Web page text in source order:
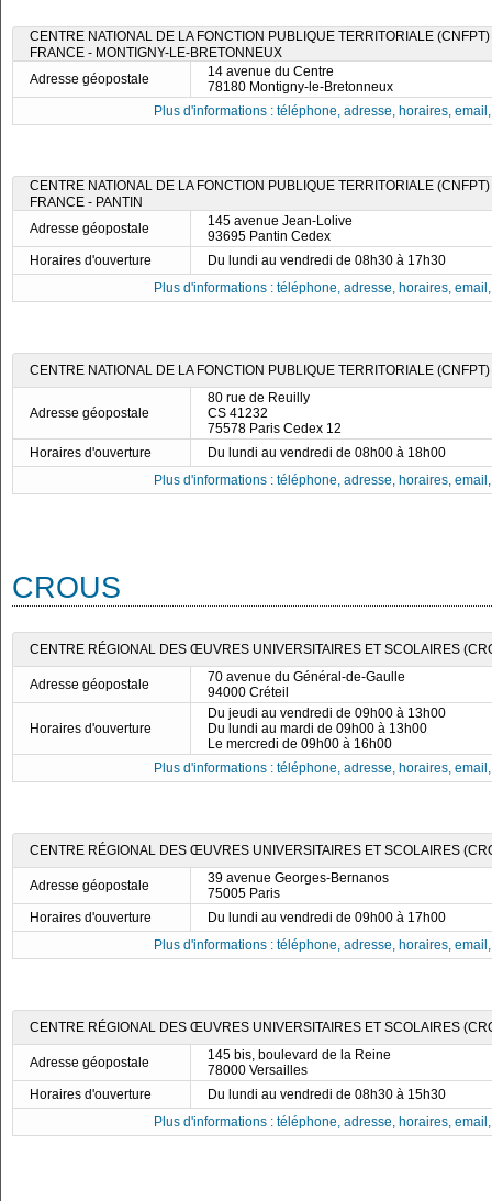
CENTRE NATIONAL DE LA FONCTION PUBLIQUE TERRITORIALE
FRANCE - MONTIGNY-LE-BRETONNEUX
Adresse géopostale
14 avenue du Centre
78180 Montigny-le-Bretonneux
Plus d'informations : téléphone, adresse, horaires,
CENTRE NATIONAL DE LA FONCTION PUBLIQUE TERRITORIALE
FRANCE - PANTIN
Adresse géopostale
145 avenue Jean-Lolive
93695 Pantin Cedex
Horaires d'ouverture
Du lundi au vendredi de 08h30 à 17h30
Plus d'informations : téléphone, adresse, horaires,
CENTRE NATIONAL DE LA FONCTION PUBLIQUE TERRITORIALE
Adresse géopostale
80 rue de Reuilly
CS 41232
75578 Paris Cedex 12
Horaires d'ouverture
Du lundi au vendredi de 08h00 à 18h00
Plus d'informations : téléphone, adresse, horaires,
CROUS
CENTRE RÉGIONAL DES ŒUVRES UNIVERSITAIRES ET SCOLAIRES
Adresse géopostale
70 avenue du Général-de-Gaulle
94000 Créteil
Horaires d'ouverture
Du jeudi au vendredi de 09h00 à 13h00
Du lundi au mardi de 09h00 à 13h00
Le mercredi de 09h00 à 16h00
Plus d'informations : téléphone, adresse, horaires,
CENTRE RÉGIONAL DES ŒUVRES UNIVERSITAIRES ET SCOLAIRES
Adresse géopostale
39 avenue Georges-Bernanos
75005 Paris
Horaires d'ouverture
Du lundi au vendredi de 09h00 à 17h00
Plus d'informations : téléphone, adresse, horaires,
CENTRE RÉGIONAL DES ŒUVRES UNIVERSITAIRES ET SCOLAIRES
Adresse géopostale
145 bis, boulevard de la Reine
78000 Versailles
Horaires d'ouverture
Du lundi au vendredi de 08h30 à 15h30
Plus d'informations : téléphone, adresse, horaires,